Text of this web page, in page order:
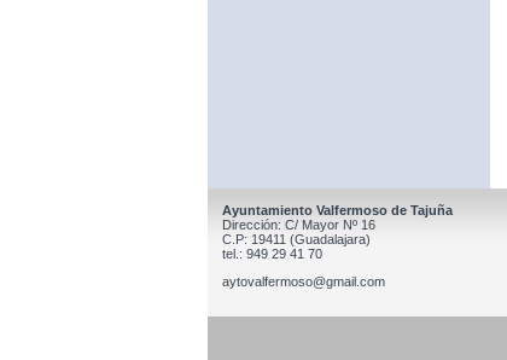
Ayuntamiento Valfermoso de Tajuña
Dirección: C/ Mayor Nº 16
C.P: 19411 (Guadalajara)
tel.: 949 29 41 70
aytovalfermoso@gmail.com